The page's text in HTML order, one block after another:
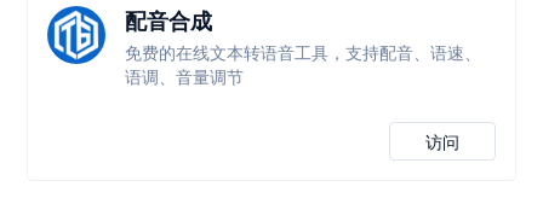
配音合成
免费的在线文本转语音工具，支持配音、语速、
语调、音量调节
访问